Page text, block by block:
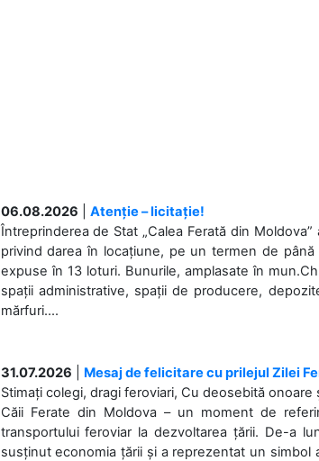
06.08.2026
Atenție – licitație!
Întreprinderea de Stat „Calea Ferată din
privind darea în locațiune, pe un termen de
expuse în 13 loturi. Bunurile, amplasate în
spații administrative, spații de producere,
mărfuri....
31.07.2026
Mesaj de felicitare cu prilejul Zilei
Stimați colegi, dragi feroviari, Cu deosebită
Căii Ferate din Moldova – un moment de
transportului feroviar la dezvoltarea țării. De-a
susținut economia țării și a reprezentat un simbol